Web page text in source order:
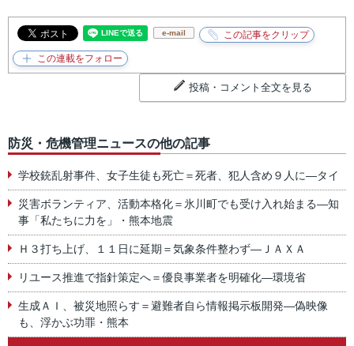
e-mail
投稿・コメント全文を見る
防災・危機管理ニュースの他の記事
学校銃乱射事件、女子生徒も死亡＝死者、犯人含め９人に―タイ
災害ボランティア、活動本格化＝氷川町でも受け入れ始まる―知
事「私たちに力を」・熊本地震
Ｈ３打ち上げ、１１日に延期＝気象条件整わず―ＪＡＸＡ
リユース推進で指針策定へ＝優良事業者を明確化―環境省
生成ＡＩ、被災地照らす＝避難者自ら情報掲示板開発―偽映像
も、浮かぶ功罪・熊本